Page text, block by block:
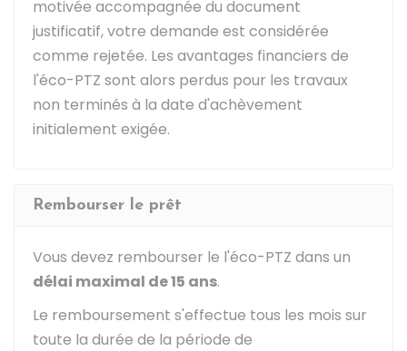
motivée accompagnée du document
justificatif, votre demande est considérée
comme rejetée. Les avantages financiers de
l'éco-PTZ sont alors perdus pour les travaux
non terminés à la date d'achèvement
initialement exigée.
Rembourser le prêt
Vous devez rembourser le l'éco-PTZ dans un
délai maximal de 15 ans.
Le remboursement s'effectue tous les mois sur
toute la durée de la période de